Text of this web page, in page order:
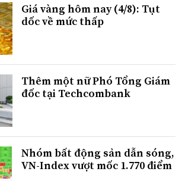
Giá vàng hôm nay (4/8): Tụt
dốc về mức thấp
Thêm một nữ Phó Tổng Giám
đốc tại Techcombank
Nhóm bất động sản dẫn sóng,
VN-Index vượt mốc 1.770 điểm